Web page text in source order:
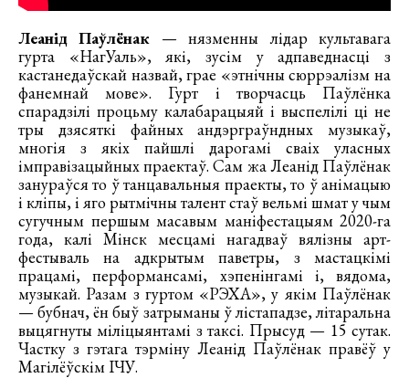
Леанід Паўлёнак — нязменны лідар культавага
гурта «НагУаль», які, зусім у адпаведнасці з
кастанедаўскай назвай, грае «этнічны сюррэалізм на
фанемнай мове». Гурт і творчасць Паўлёнка
спарадзілі процьму калабарацыяй і выспелілі ці не
тры дзясяткі файных андэрграўндных музыкаў,
многія з якіх пайшлі дарогамі сваіх уласных
імправізацыйных праектаў. Сам жа Леанід Паўлёнак
занураўся то ў танцавальныя праекты, то ў анімацыю
і кліпы, і яго рытмічны талент стаў вельмі шмат у чым
сугучным першым масавым маніфестацыям 2020-га
года, калі Мінск месцамі нагадваў вялізны арт-
фестываль на адкрытым паветры, з мастацкімі
працамі, перформансамі, хэпенінгамі і, вядома,
музыкай. Разам з гуртом «РЭХА», у якім Паўлёнак
— бубнач, ён быў затрыманы ў лістападзе, літаральна
выцягнуты міліцыянтамі з таксі. Прысуд — 15 сутак.
Частку з гэтага тэрміну Леанід Паўлёнак правёў у
Магілёўскім ІЧУ.